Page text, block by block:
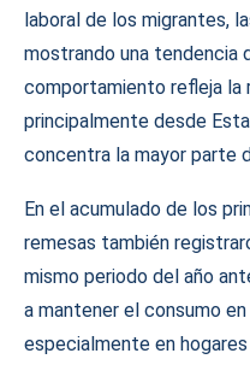
laboral de los migrantes,
mostrando una tendencia
comportamiento refleja la
principalmente desde
concentra la mayor parte
En el acumulado de los
remesas también
mismo periodo del año
a mantener el consumo
especialmente en